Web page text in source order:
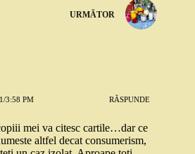
URMĂTOR
3:58 PM RĂSPUNDE
mei va citesc cartile…dar ce
altfel decat consumerism,